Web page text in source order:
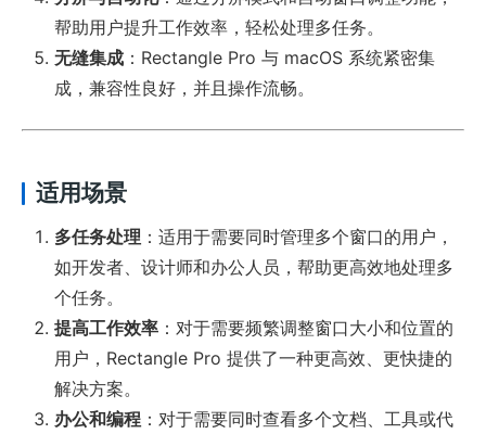
帮助用户提升工作效率，轻松处理多任务。
无缝集成 ：Rectangle Pro 与 macOS 系统紧密集
成，兼容性良好，并且操作流畅。
适用场景
多任务处理 ：适用于需要同时管理多个窗口的用户，
如开发者、设计师和办公人员，帮助更高效地处理多
个任务。
提高工作效率 ：对于需要频繁调整窗口大小和位置的
用户，Rectangle Pro 提供了一种更高效、更快捷的
解决方案。
办公和编程 ：对于需要同时查看多个文档、工具或代